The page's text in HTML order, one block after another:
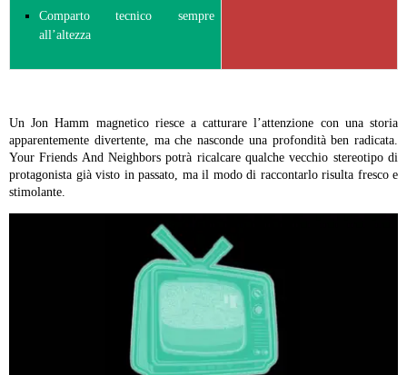
Comparto tecnico sempre
all’altezza
Un Jon Hamm magnetico riesce a catturare l’attenzione con una storia
apparentemente divertente, ma che nasconde una profondità ben radicata.
Your Friends And Neighbors potrà ricalcare qualche vecchio stereotipo di
protagonista già visto in passato, ma il modo di raccontarlo risulta fresco e
stimolante.